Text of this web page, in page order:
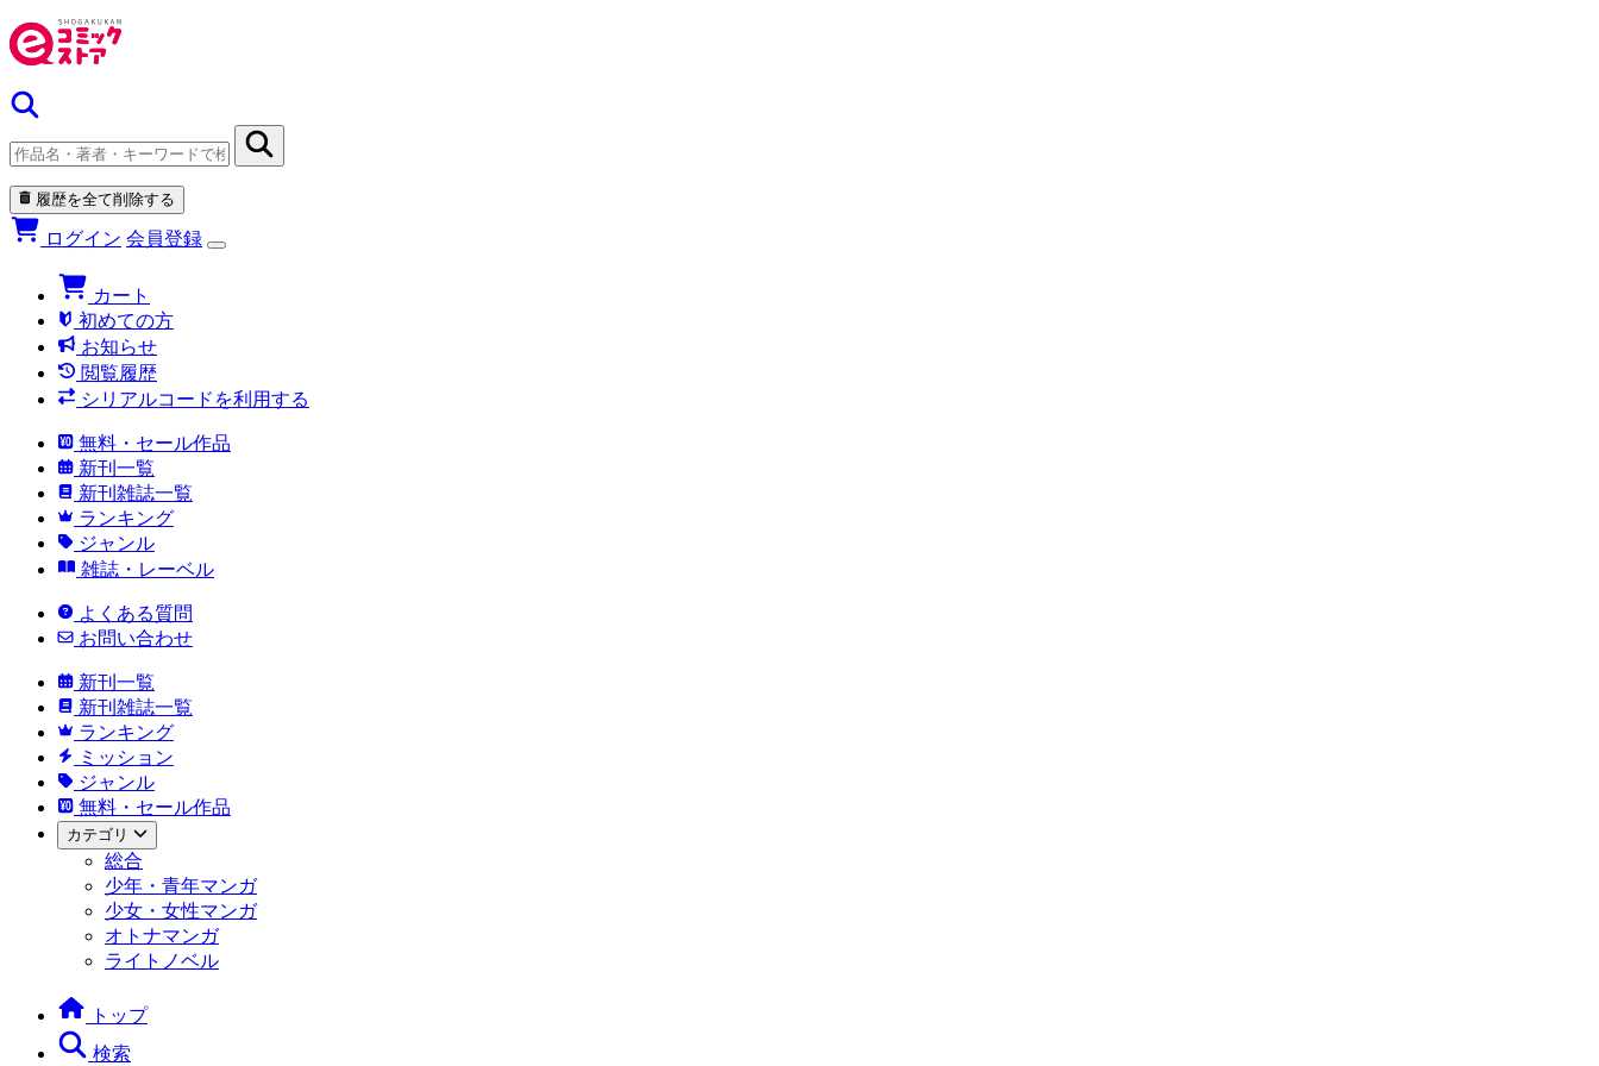
履歴を全て削除する
ログイン 会員登録
カート
初めての方
お知らせ
閲覧履歴
シリアルコードを利用する
無料・セール作品
新刊一覧
新刊雑誌一覧
ランキング
ジャンル
雑誌・レーベル
よくある質問
お問い合わせ
新刊一覧
新刊雑誌一覧
ランキング
ミッション
ジャンル
無料・セール作品
カテゴリ
総合
少年・青年マンガ
少女・女性マンガ
オトナマンガ
ライトノベル
トップ
検索